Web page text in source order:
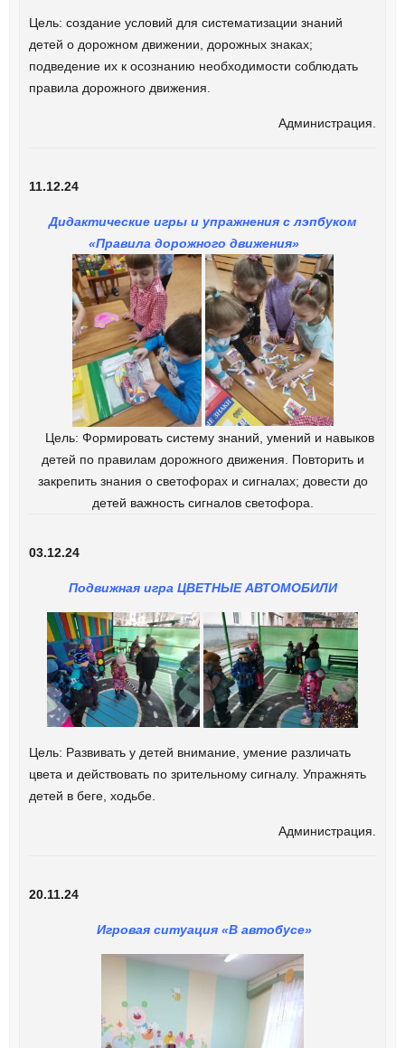
Цель: создание условий для систематизации знаний
детей о дорожном движении, дорожных знаках;
подведение их к осознанию необходимости соблюдать
правила дорожного движения.
Администрация.
11.12.24
Дидактические игры и упражнения с лэпбуком
«Правила дорожного движения»
Цель: Формировать систему знаний, умений и навыков
детей по правилам дорожного движения. Повторить и
закрепить знания о светофорах и сигналах; довести до
детей важность сигналов светофора.
03.12.24
Подвижная игра ЦВЕТНЫЕ АВТОМОБИЛИ
Цель: Развивать у детей внимание, умение различать
цвета и действовать по зрительному сигналу. Упражнять
детей в беге, ходьбе.
Администрация.
20.11.24
Игровая ситуация «В автобусе»